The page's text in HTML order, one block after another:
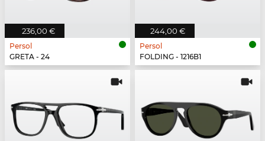
236,00 €
Persol
GRETA - 24
244,00 €
Persol
FOLDING - 1216B1